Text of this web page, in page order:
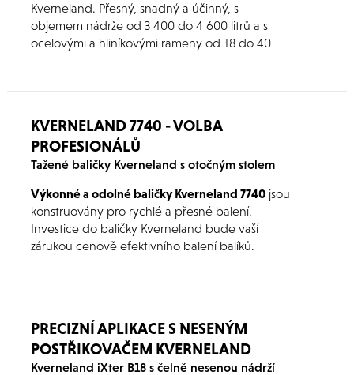
Kverneland. Přesný, snadný a účinný, s
objemem nádrže od 3 400 do 4 600 litrů a s
ocelovými a hliníkovými rameny od 18 do 40
KVERNELAND 7740 - VOLBA
PROFESIONÁLŮ
Tažené baličky Kverneland s otočným stolem
Výkonné a odolné baličky Kverneland 7740jsou
konstruovány pro rychlé a přesné balení.
Investice do baličky Kverneland bude vaší
zárukou cenově efektivního balení balíků.
PRECIZNÍ APLIKACE S NESENÝM
POSTŘIKOVAČEM KVERNELAND
Kverneland iXter B18 s čelně nesenou nádrží